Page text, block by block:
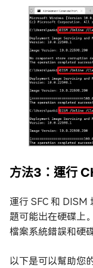
方法3：運行
運行 SFC 和 DISM
題可能出在硬碟上
檔案系統錯誤和硬
以下是可以幫助您